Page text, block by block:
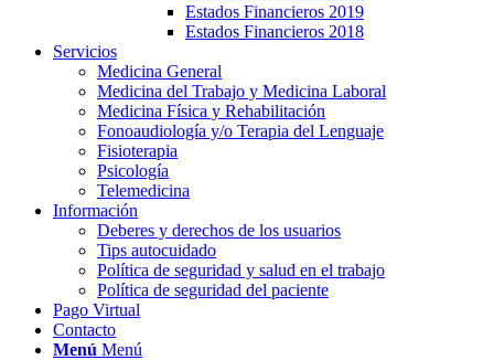
Estados Financieros 2019
Estados Financieros 2018
Servicios
Medicina General
Medicina del Trabajo y Medicina Laboral
Medicina Física y Rehabilitación
Fonoaudiología y/o Terapia del Lenguaje
Fisioterapia
Psicología
Telemedicina
Información
Deberes y derechos de los usuarios
Tips autocuidado
Política de seguridad y salud en el trabajo
Política de seguridad del paciente
Pago Virtual
Contacto
Menú Menú